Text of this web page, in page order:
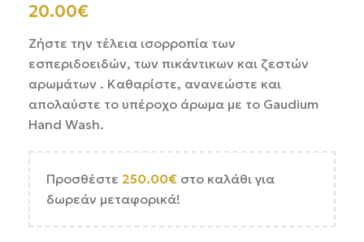
20.00€
Ζήστε την τέλεια ισορροπία των
εσπεριδοειδών, των πικάντικων και ζεστών
αρωμάτων . Καθαρίστε, ανανεώστε και
απολαύστε το υπέροχο άρωμα με το Gaudium
Hand Wash.
Προσθέστε 250.00€ στο καλάθι για
δωρεάν μεταφορικά!